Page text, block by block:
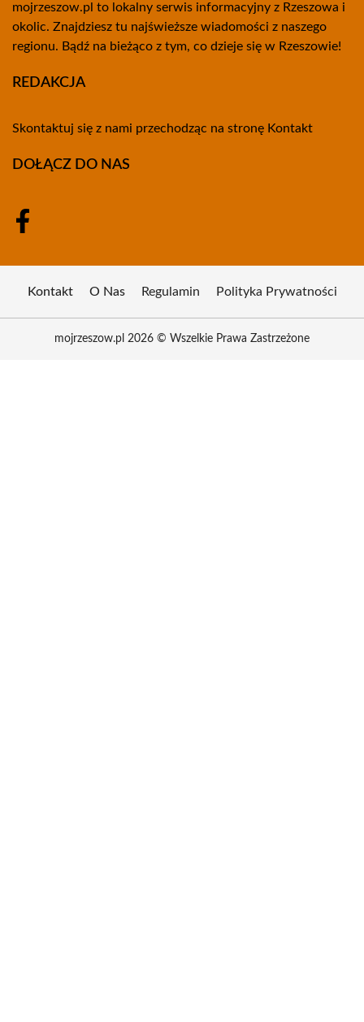
mojrzeszow.pl to lokalny serwis informacyjny z Rzeszowa i
okolic. Znajdziesz tu najświeższe wiadomości z naszego
regionu. Bądź na bieżąco z tym, co dzieje się w Rzeszowie!
REDAKCJA
Skontaktuj się z nami przechodząc na stronę Kontakt
DOŁĄCZ DO NAS
Kontakt O Nas Regulamin Polityka Prywatności
mojrzeszow.pl 2026 © Wszelkie Prawa Zastrzeżone